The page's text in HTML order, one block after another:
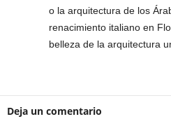
o la arquitectura de los
renacimiento italiano en
belleza de la arquitectura
Deja un comentario